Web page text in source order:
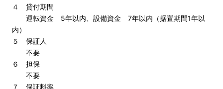
４ 貸付期間
運転資金 5年以内、設備資金 7年以内（据置期間1年以
内）
５ 保証人
不要
６ 担保
不要
７ 保証料率